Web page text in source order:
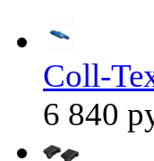
Coll-
6 840